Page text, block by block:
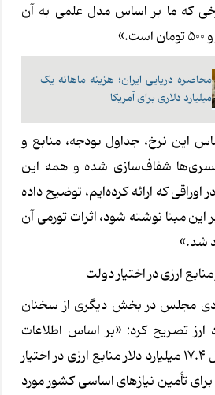
که ما بر اساس مدل علمی به آن
محاصره دریایی ایران؛ هزینه ماهانه یک
میلیارد دلاری برای آمریکا
این نرخ، جداول بودجه، منابع و
شفاف‌سازی شده و همه این
که ارائه کرده‌ایم، توضیح داده
مبنا نوشته شود، اثرات تورمی آن
شد.»
مجلس در بخش دیگری از سخنان
ارز تصریح کرد: «بر اساس اطلاعات
مندرج در بودجه، حداقل 17.4 میلیارد دلار منابع ارزی در اختیار
تأمین نیازهای اساسی کشور مورد